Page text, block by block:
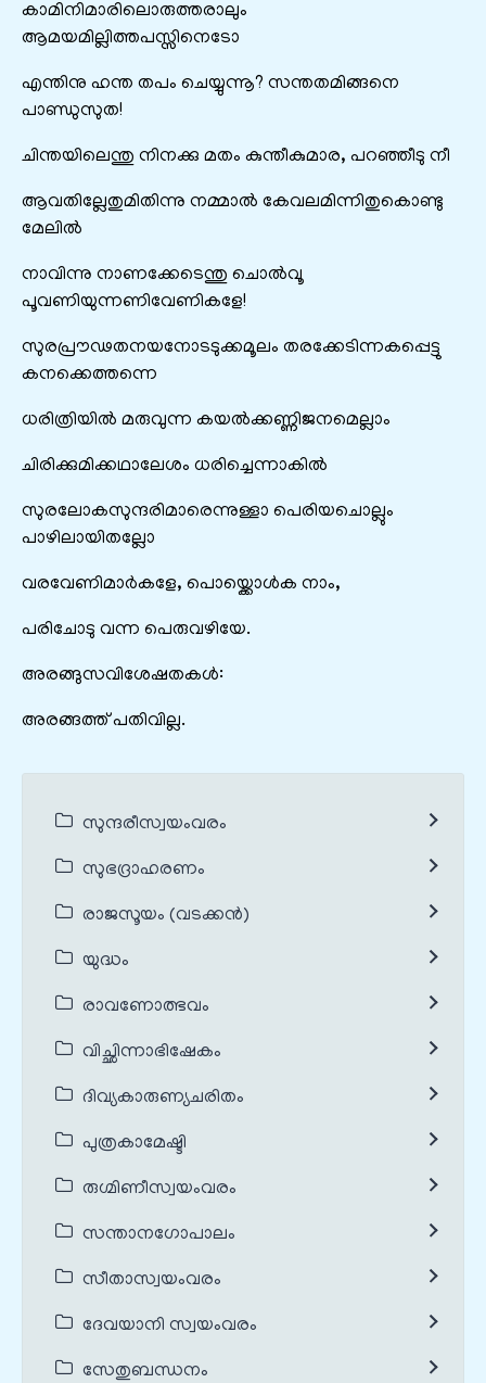
കാമിനിമാരിലൊരുത്തരാലും
ആമയമില്ലിത്തപസ്സിനെടോ
എന്തിനു ഹന്ത തപം ചെയ്യുന്നൂ? സന്തതമിങ്ങനെ
പാണ്ഡുസുത!
ചിന്തയിലെന്തു നിനക്കു മതം കുന്തീകുമാര, പറഞ്ഞീടു നീ
ആവതില്ലേതുമിതിന്നു നമ്മാൽ കേവലമിന്നിതുകൊണ്ടു
മേലിൽ
നാവിന്നു നാണക്കേടെന്തു ചൊൽവൂ
പൂവണിയുന്നണിവേണികളേ!
സുരപ്രൗഢതനയനോടടുക്കമൂലം തരക്കേടിന്നകപ്പെട്ടു
കനക്കെത്തന്നെ
ധരിത്രിയിൽ മരുവുന്ന കയൽക്കണ്ണിജനമെല്ലാം
ചിരിക്കുമിക്കഥാലേശം ധരിച്ചെന്നാകിൽ
സുരലോകസുന്ദരിമാരെന്നുള്ളാ പെരിയചൊല്ലും
പാഴിലായിതല്ലോ
വരവേണിമാർകളേ, പൊയ്ക്കൊൾക നാം,
പരിചോടു വന്ന പെരുവഴിയേ.
അരങ്ങുസവിശേഷതകൾ:
അരങ്ങത്ത് പതിവില്ല.
സുന്ദരീസ്വയംവരം
സുഭദ്രാഹരണം
രാജസൂയം (വടക്കൻ)
യുദ്ധം
രാവണോത്ഭവം
വിച്ഛിന്നാഭിഷേകം
ദിവ്യകാരുണ്യചരിതം
പുത്രകാമേഷ്ടി
രുഗ്മിണീസ്വയംവരം
സന്താനഗോപാലം
സീതാസ്വയംവരം
ദേവയാനി സ്വയംവരം
സേതുബന്ധനം